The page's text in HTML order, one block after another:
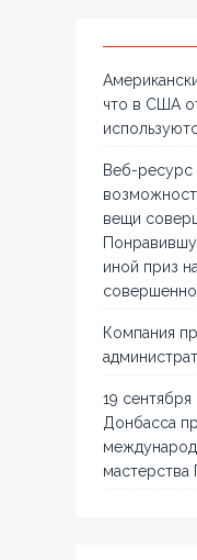
что в США
Веб-ресурс
вещи
иной приз
Компания
19 сентября
Донбасса